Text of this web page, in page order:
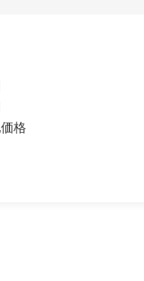
格